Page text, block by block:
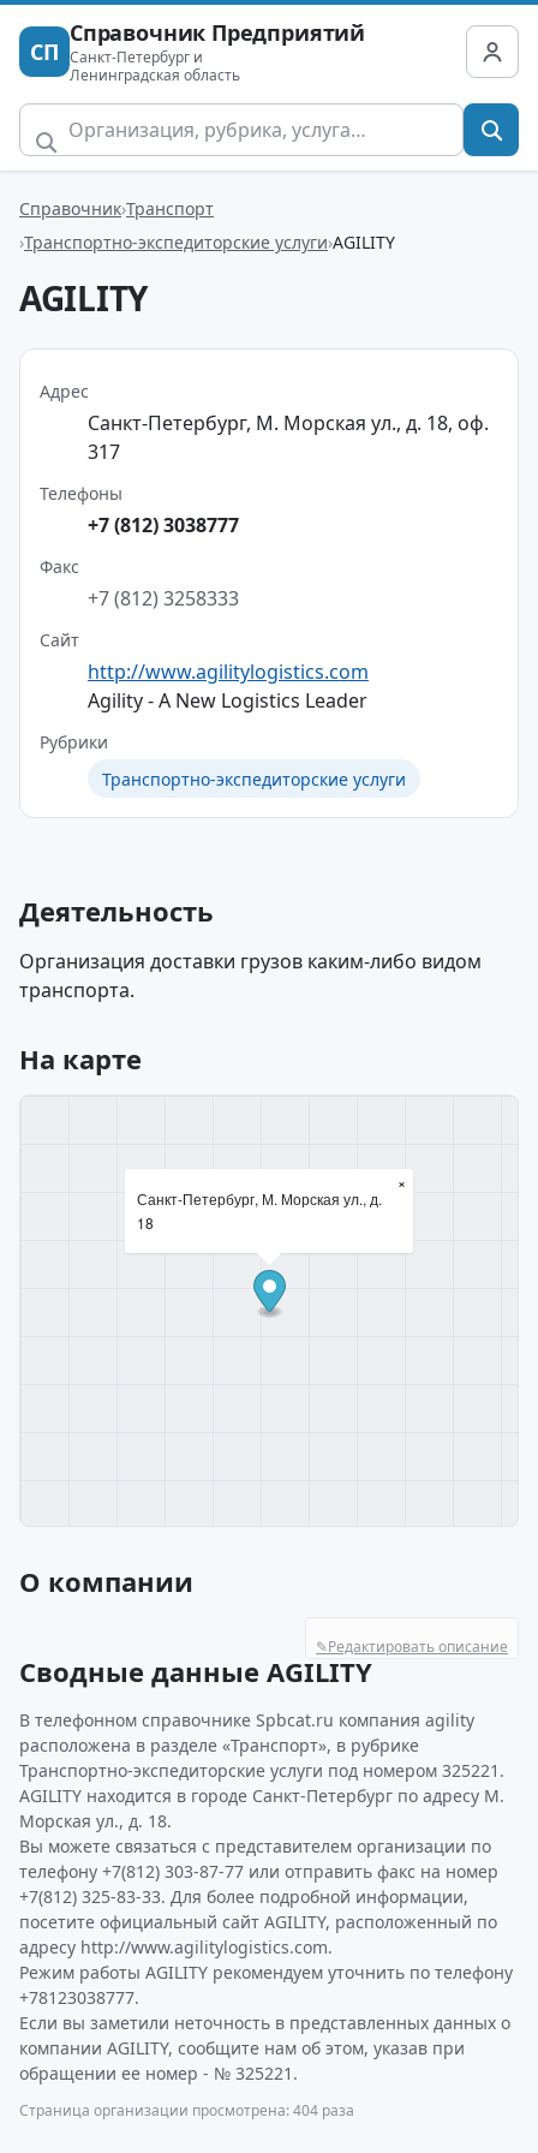
СП
Справочник Предприятий
Санкт-Петербург и
Ленинградская область
Справочник Транспорт
Транспортно-экспедиторские услуги AGILITY
AGILITY
Адрес
Санкт-Петербург, М. Морская ул., д. 18, оф.
317
Телефоны
+7 (812) 3038777
Факс
+7 (812) 3258333
Сайт
http://www.agilitylogistics.com
Agility - A New Logistics Leader
Рубрики
Транспортно-экспедиторские услуги
Деятельность
Организация доставки грузов каким-либо видом
транспорта.
На карте
Санкт-Петербург, М. Морская ул., д.
18
×
О компании
✎Редактировать описание
Сводные данные AGILITY
В телефонном справочнике Spbcat.ru компания agility
расположена в разделе «Транспорт», в рубрике
Транспортно-экспедиторские услуги под номером 325221.
AGILITY находится в городе Санкт-Петербург по адресу М.
Морская ул., д. 18.
Вы можете связаться с представителем организации по
телефону +7(812) 303-87-77 или отправить факс на номер
+7(812) 325-83-33. Для более подробной информации,
посетите официальный сайт AGILITY, расположенный по
адресу http://www.agilitylogistics.com.
Режим работы AGILITY рекомендуем уточнить по телефону
+78123038777.
Если вы заметили неточность в представленных данных о
компании AGILITY, сообщите нам об этом, указав при
обращении ее номер - № 325221.
Страница организации просмотрена: 404 раза